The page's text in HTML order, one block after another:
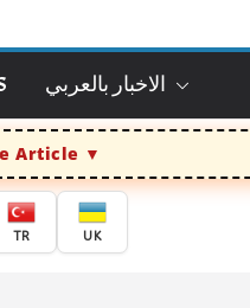
الاخبار بالعربي
Article
TR UK